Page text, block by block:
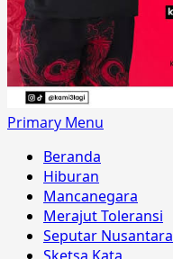
Primary Menu
Beranda
Hiburan
Mancanegara
Merajut Toleransi
Seputar Nusantara